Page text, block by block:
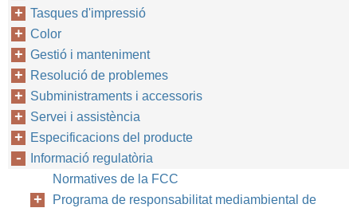
Tasques d'impressió
Color
Gestió i manteniment
Resolució de problemes
Subministraments i accessoris
Servei i assistència
Especificacions del producte
Informació regulatòria
Normatives de la FCC
Programa de responsabilitat mediambiental de